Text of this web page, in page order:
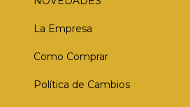
La Empresa
Como Comprar
Política de Cambios